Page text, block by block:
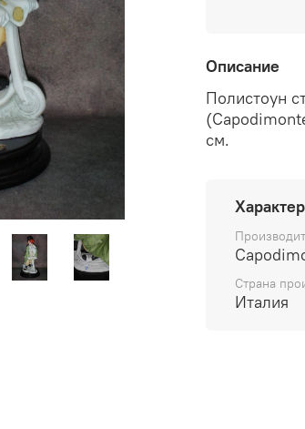
Описание
Полистоун
см.
Страна
Италия